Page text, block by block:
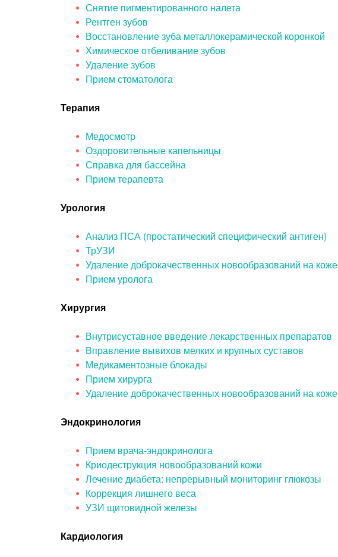
Снятие пигментированного налета
Рентген зубов
Восстановление зуба металлокерамической коронкой
Химическое отбеливание зубов
Удаление зубов
Прием стоматолога
Терапия
Медосмотр
Оздоровительные капельницы
Справка для бассейна
Прием терапевта
Урология
Анализ ПСА (простатический специфический антиген)
ТрУЗИ
Удаление доброкачественных новообразований на коже
Прием уролога
Хирургия
Внутрисуставное введение лекарственных препаратов
Вправление вывихов мелких и крупных суставов
Медикаментозные блокады
Прием хирурга
Удаление доброкачественных новообразований на коже
Эндокринология
Прием врача-эндокринолога
Криодеструкция новообразований кожи
Лечение диабета: непрерывный мониторинг глюкозы
Коррекция лишнего веса
УЗИ щитовидной железы
Кардиология